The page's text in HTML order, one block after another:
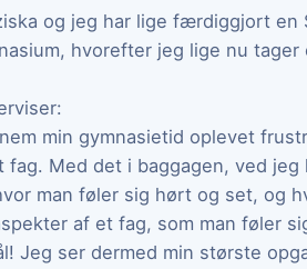
og jeg har lige færdiggjort en
hvorefter jeg lige nu tager
min gymnasietid oplevet
fag. Med det i baggagen, ved
man føler sig hørt og set, og
af et fag, som man føler
Jeg ser dermed min største